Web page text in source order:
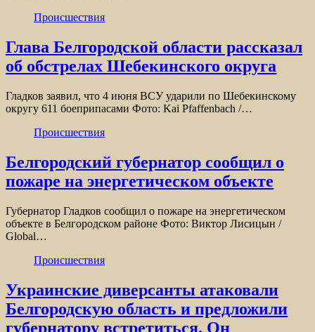
Происшествия
Глава Белгородской области рассказал
об обстрелах Шебекинского округа
Гладков заявил, что 4 июня ВСУ ударили по Шебекинскому
округу 611 боеприпасами Фото: Kai Pfaffenbach /…
Происшествия
Белгородский губернатор сообщил о
пожаре на энергетическом объекте
Губернатор Гладков сообщил о пожаре на энергетическом
объекте в Белгородском районе Фото: Виктор Лисицын /
Global…
Происшествия
Украинские диверсанты атаковали
Белгородскую область и предложили
губернатору встретиться. Он